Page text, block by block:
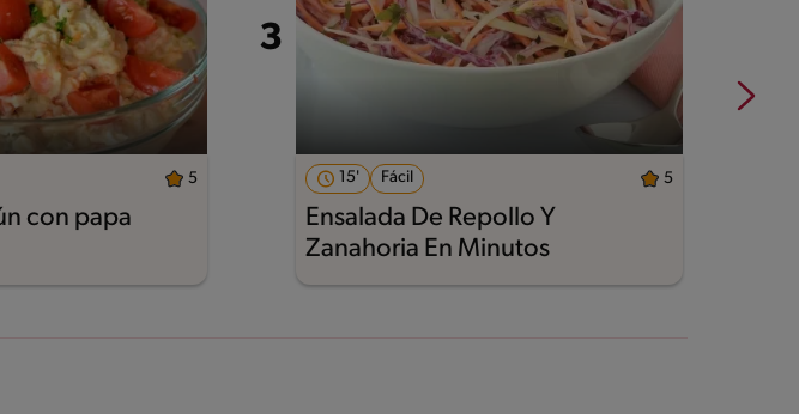
5
con papa
15' Fácil 5
Ensalada De Repollo Y
Zanahoria En Minutos